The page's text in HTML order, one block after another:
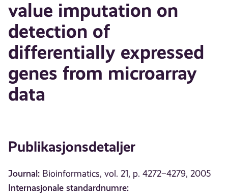
value imputation on
detection of
differentially expressed
genes from microarray
data
Publikasjonsdetaljer
Journal: Bioinformatics, vol. 21, p. 4272–4279, 2005
Internasjonale standardnumre: